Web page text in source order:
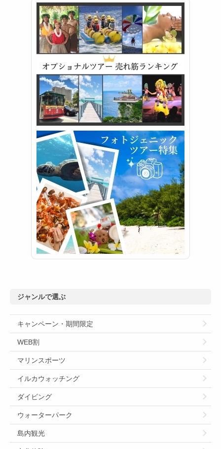
ジャンルで選ぶ
キャンペーン・期間限定
WEB割
マリンスポーツ
イルカウォッチング
ダイビング
ウォーターパーク
島内観光